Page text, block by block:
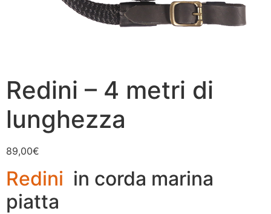
Redini – 4 metri di
lunghezza
89,00€
Redini in corda marina
piatta